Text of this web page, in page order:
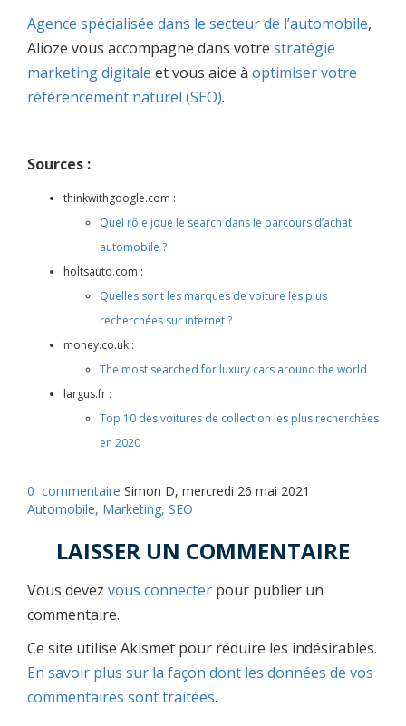
Agence spécialisée dans le secteur de l’automobile,
Alioze vous accompagne dans votre stratégie
marketing digitale et vous aide à optimiser votre
référencement naturel (SEO).
Sources :
thinkwithgoogle.com :
Quel rôle joue le search dans le parcours d’achat
automobile ?
holtsauto.com :
Quelles sont les marques de voiture les plus
recherchées sur internet ?
money.co.uk :
The most searched for luxury cars around the world
largus.fr :
Top 10 des voitures de collection les plus recherchées
en 2020
0 commentaire Simon D, mercredi 26 mai 2021
Automobile, Marketing, SEO
LAISSER UN COMMENTAIRE
Vous devez vous connecter pour publier un
commentaire.
Ce site utilise Akismet pour réduire les indésirables.
En savoir plus sur la façon dont les données de vos
commentaires sont traitées.